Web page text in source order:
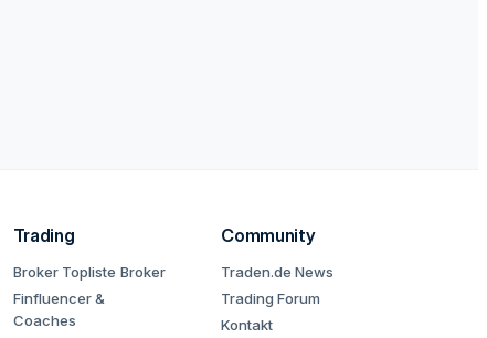
Trading
Broker Topliste Broker
Finfluencer &
Coaches
Community
Traden.de News
Trading Forum
Kontakt